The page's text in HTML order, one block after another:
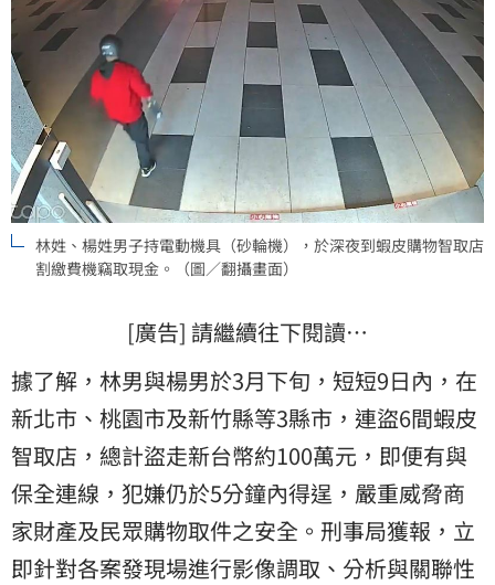
林姓、楊姓男子持電動機具（砂輪機），於深夜到蝦皮購物智取店
割繳費機竊取現金。（圖／翻攝畫面）
[廣告] 請繼續往下閱讀…
據了解，林男與楊男於3月下旬，短短9日內，在
新北市、桃園市及新竹縣等3縣市，連盜6間蝦皮
智取店，總計盜走新台幣約100萬元，即便有與
保全連線，犯嫌仍於5分鐘內得逞，嚴重威脅商
家財產及民眾購物取件之安全。刑事局獲報，立
即針對各案發現場進行影像調取、分析與關聯性